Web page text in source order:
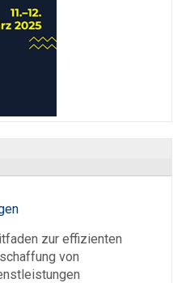
zur effizienten
von